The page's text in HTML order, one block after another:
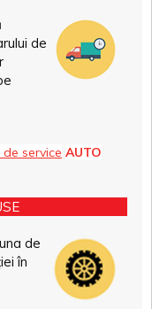
de
service AUTO
de
în